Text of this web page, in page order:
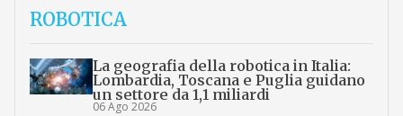
ROBOTICA
La geografia della robotica in Italia:
Lombardia, Toscana e Puglia guidano
un settore da 1,1 miliardi
06 Ago 2026